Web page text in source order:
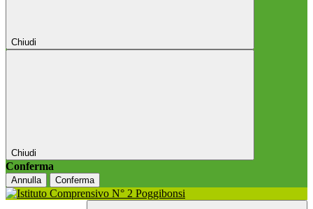
Chiudi
Chiudi
Conferma
Annulla Conferma